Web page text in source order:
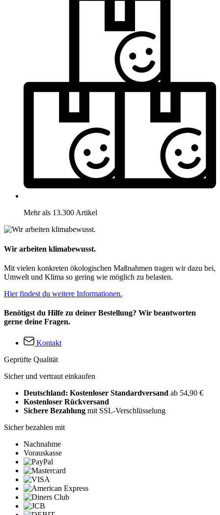
Mehr als 13.300 Artikel
Wir arbeiten klimabewusst.
Mit vielen konkreten ökologischen Maßnahmen tragen wir dazu bei,
Umwelt und Klima so gering wie möglich zu belasten.
Hier findest du weitere Informationen.
Benötigst du Hilfe zu deiner Bestellung? Wir beantworten
gerne deine Fragen.
Kontakt
Geprüfte Qualität
Sicher und vertraut einkaufen
Deutschland: Kostenloser Standardversand ab 54,90 €
Kostenloser Rückversand
Sichere Bezahlung mit SSL-Verschlüsselung
Sicher bezahlen mit
Nachnahme
Vorauskasse